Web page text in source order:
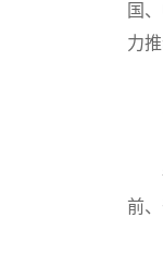
国
力
各
前